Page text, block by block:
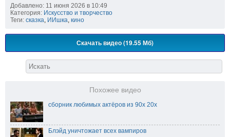
Добавлено: 11 июня 2026 в 10:49
Категория: Искусство и творчество
Теги: сказка, ИИшка, кино
Скачать видео (19.55 Мб)
Похожее видео
сборник любимых актёров из 90х 20х
Блэйд уничтожает всех вампиров